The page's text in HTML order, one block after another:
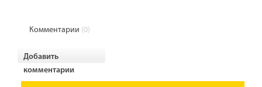
Комментарии (0)
Добавить
комментарии